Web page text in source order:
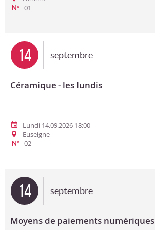
N°
01
14 septembre
Céramique - les lundis
Lundi 14.09.2026 18:00
Euseigne
N°
02
14 septembre
Moyens de paiements numériques